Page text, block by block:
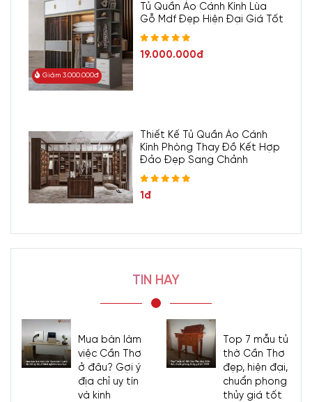
Giảm 3.000.000đ
Tủ Quần Áo Cánh Kính Lùa
Gỗ Mdf Đẹp Hiện Đại Giá Tốt
19.000.000đ
Thiết Kế Tủ Quần Áo Cánh
Kính Phòng Thay Đồ Kết Hợp
Đảo Đẹp Sang Chảnh
1đ
TIN HAY
Mua bàn làm
việc Cần Thơ
ở đâu? Gợi ý
địa chỉ uy tín
và kinh
Top 7 mẫu tủ
thờ Cần Thơ
đẹp, hiện đại,
chuẩn phong
thủy giá tốt